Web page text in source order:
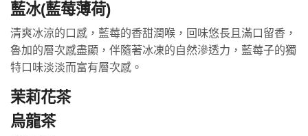
藍冰(藍莓薄荷)
清爽冰涼的口感，藍莓的香甜潤喉，回味悠長且滿口留香，
魯加的層次感盡顯，伴隨著冰凍的自然滲透力，藍莓子的獨
特口味淡淡而富有層次感。
茉莉花茶
烏龍茶